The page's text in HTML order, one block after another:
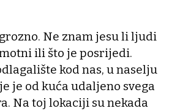
Ne znam jesu li ljudi
ili što je posrijedi.
kod nas, u naselju
je od kuća udaljeno svega
Na toj lokaciji su nekada